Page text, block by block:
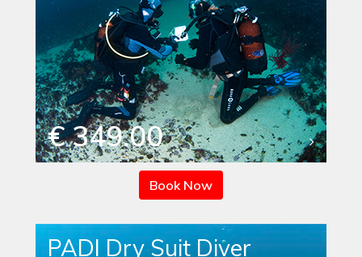
€ 349.00
Book Now
PADI Dry Suit Diver